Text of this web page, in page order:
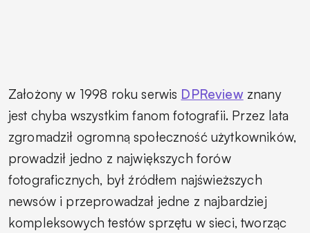
Założony w 1998 roku serwis DPReviewznany
jest chyba wszystkim fanom fotografii. Przez lata
zgromadził ogromną społeczność użytkowników,
prowadził jedno z największych forów
fotograficznych, był źródłem najświeższych
newsów i przeprowadzał jedne z najbardziej
kompleksowych testów sprzętu w sieci, tworząc